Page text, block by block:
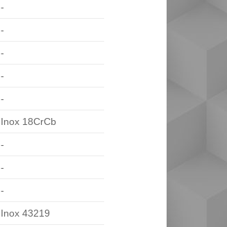
-
-
-
-
-
Inox 18CrCb
-
-
-
Inox 43219